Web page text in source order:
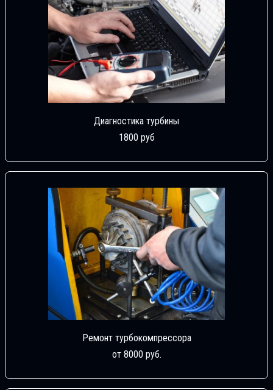
Диагностика турбины
1800 руб
Ремонт турбокомпрессора
от 8000 руб.